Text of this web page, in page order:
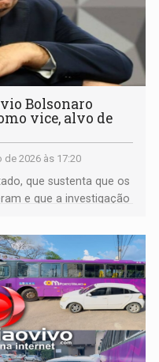
Bolsonaro
vice, alvo de
de 2026 às 17:20
que sustenta que os
e que a investigação